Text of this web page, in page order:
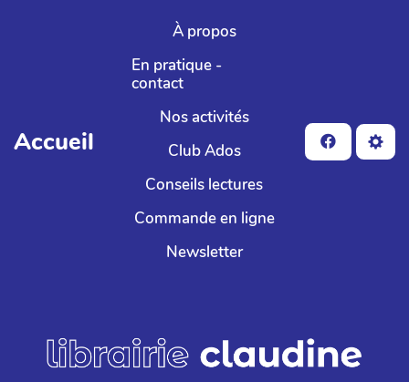
Aller au contenu principal
Accueil
À propos
En pratique -
contact
Nos activités
Club Ados
Conseils lectures
Commande en ligne
Newsletter